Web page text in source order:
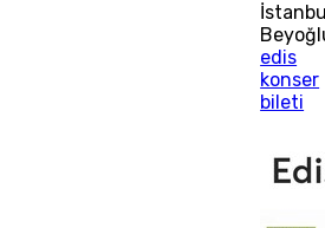
edis
konser
bileti